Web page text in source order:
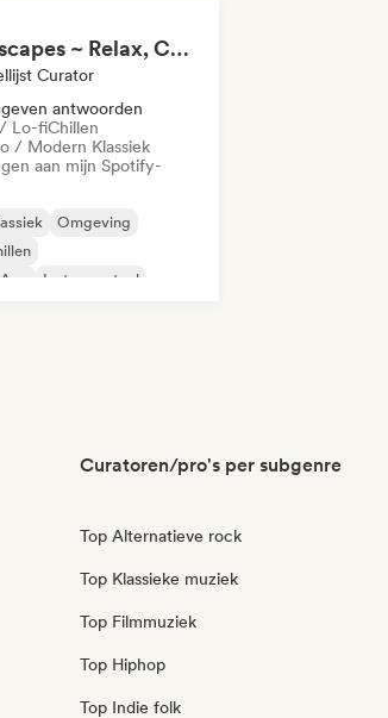
Chillscapes ~ Relax, Concentrate, Meditate, Sleep, Dream
Curator
antwoorden
Lo-fiChillen
/ Modern Klassiek
aan mijn Spotify-
Omgeving
Instrumentaal
Curatoren/pro's per subgenre
Top Alternatieve rock
Top Klassieke muziek
Top Filmmuziek
Top Hiphop
Top Indie folk